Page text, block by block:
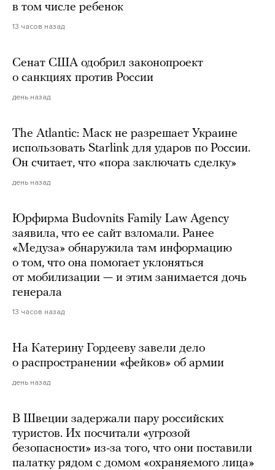
в том числе ребенок
13 часов назад
Сенат США одобрил законопроект
о санкциях против России
день назад
The Atlantic: Маск не разрешает Украине
использовать Starlink для ударов по России.
Он считает, что «пора заключать сделку»
день назад
Юрфирма Budovnits Family Law Agency
заявила, что ее сайт взломали. Ранее
«Медуза» обнаружила там информацию
о том, что она помогает уклоняться
от мобилизации — и этим занимается дочь
генерала
13 часов назад
На Катерину Гордееву завели дело
о распространении «фейков» об армии
день назад
В Швеции задержали пару российских
туристов. Их посчитали «угрозой
безопасности» из-за того, что они поставили
палатку рядом с домом «охраняемого лица»